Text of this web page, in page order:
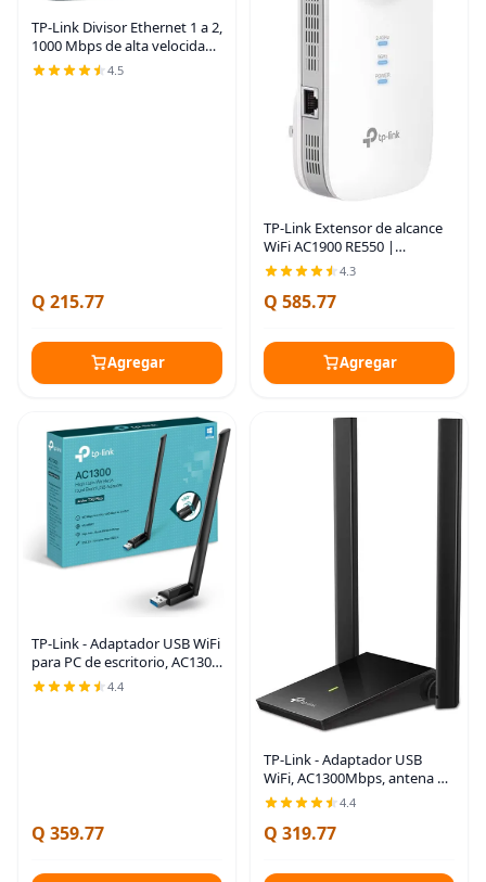
TP-Link Divisor Ethernet 1 a 2,
1000 Mbps de alta velocidad
de doble puerto divisor de
4.5
Q 215.77
Agregar
TP-Link Extensor de alcance
WiFi AC1900 RE550 |
Amplificador repetidor
inalámbrico de doble banda
con puerto Gigabit Ethernet
4.3
Q 585.77
Agregar
TP-Link - Adaptador USB WiFi
para PC de escritorio, AC1300
USB 3.0, adaptador de red
inalámbrica de doble banda
4.4
Q 359.77
TP-Link - Adaptador USB
WiFi, AC1300Mbps, antena de
alta ganancia de doble banda
5dBi, 2.4GHz/5GHz,
adaptador de red inalámbrica
4.4
Q 319.77